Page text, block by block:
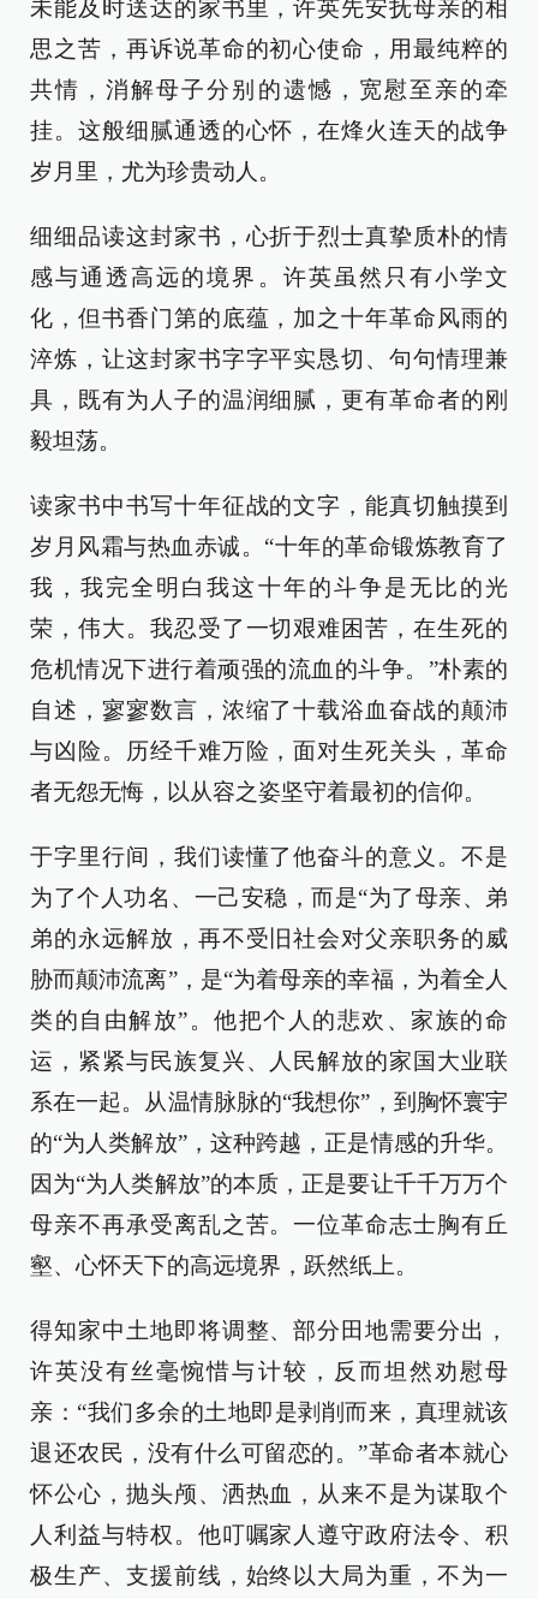
未能及时送达的家书里，许英先安抚母亲的相
思之苦，再诉说革命的初心使命，用最纯粹的
共情，消解母子分别的遗憾，宽慰至亲的牵
挂。这般细腻通透的心怀，在烽火连天的战争
岁月里，尤为珍贵动人。
细细品读这封家书，心折于烈士真挚质朴的情
感与通透高远的境界。许英虽然只有小学文
化，但书香门第的底蕴，加之十年革命风雨的
淬炼，让这封家书字字平实恳切、句句情理兼
具，既有为人子的温润细腻，更有革命者的刚
毅坦荡。
读家书中书写十年征战的文字，能真切触摸到
岁月风霜与热血赤诚。“十年的革命锻炼教育了
我，我完全明白我这十年的斗争是无比的光
荣，伟大。我忍受了一切艰难困苦，在生死的
危机情况下进行着顽强的流血的斗争。”朴素的
自述，寥寥数言，浓缩了十载浴血奋战的颠沛
与凶险。历经千难万险，面对生死关头，革命
者无怨无悔，以从容之姿坚守着最初的信仰。
于字里行间，我们读懂了他奋斗的意义。不是
为了个人功名、一己安稳，而是“为了母亲、弟
弟的永远解放，再不受旧社会对父亲职务的威
胁而颠沛流离”，是“为着母亲的幸福，为着全人
类的自由解放”。他把个人的悲欢、家族的命
运，紧紧与民族复兴、人民解放的家国大业联
系在一起。从温情脉脉的“我想你”，到胸怀寰宇
的“为人类解放”，这种跨越，正是情感的升华。
因为“为人类解放”的本质，正是要让千千万万个
母亲不再承受离乱之苦。一位革命志士胸有丘
壑、心怀天下的高远境界，跃然纸上。
得知家中土地即将调整、部分田地需要分出，
许英没有丝毫惋惜与计较，反而坦然劝慰母
亲：“我们多余的土地即是剥削而来，真理就该
退还农民，没有什么可留恋的。”革命者本就心
怀公心，抛头颅、洒热血，从来不是为谋取个
人利益与特权。他叮嘱家人遵守政府法令、积
极生产、支援前线，始终以大局为重，不为一